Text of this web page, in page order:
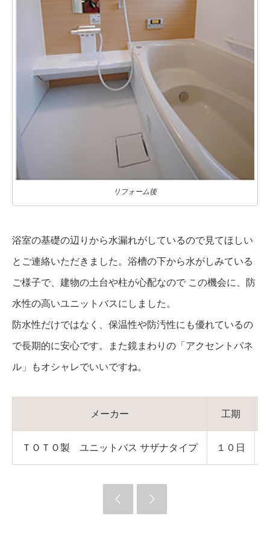
リフォーム後
浴室の基礎の辺りから水漏れがしているので見てほしい
とご連絡いただきました。浴槽の下から水がしみている
ご様子で、建物の土台や柱が心配なので この機会に、防
水性の高いユニットバスにしました。
防水性だけではなく、保温性や防汚性にも優れているの
で長期的に安心です。また鏡まわりの「アクセントパネ
ル」もオシャレでいいですね。
メーカー 工期
ＴＯＴＯ製 ユニットバス サザナタイプ １０日